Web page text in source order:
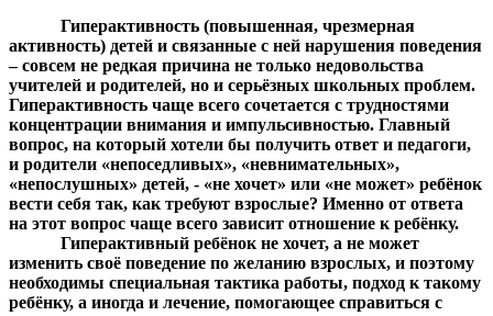
Гиперактивность (повышенная, чрезмерная
активность) детей и связанные с ней нарушения поведения
– совсем не редкая причина не только недовольства
учителей и родителей, но и серьёзных школьных проблем.
Гиперактивность чаще всего сочетается с трудностями
концентрации внимания и импульсивностью. Главный
вопрос, на который хотели бы получить ответ и педагоги,
и родители «непоседливых», «невнимательных»,
«непослушных» детей, - «не хочет» или «не может» ребёнок
вести себя так, как требуют взрослые? Именно от ответа
на этот вопрос чаще всего зависит отношение к ребёнку.
Гиперактивный ребёнок не хочет, а не может
изменить своё поведение по желанию взрослых, и поэтому
необходимы специальная тактика работы, подход к такому
ребёнку, а иногда и лечение, помогающее справиться с